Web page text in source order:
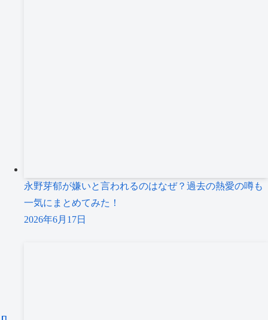
永野芽郁が嫌いと言われるのはなぜ？過去の熱愛の噂も
一気にまとめてみた！
2026年6月17日